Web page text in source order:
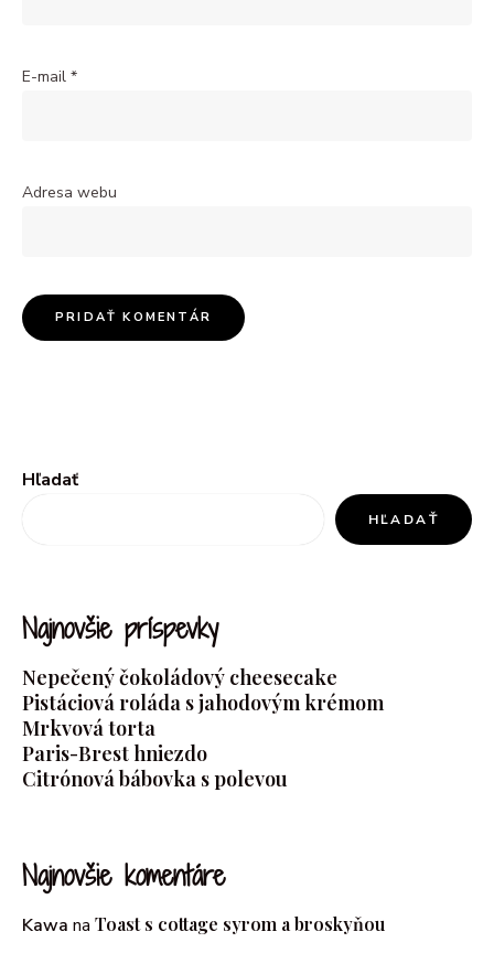
E-mail *
Adresa webu
Hľadať
HĽADAŤ
Najnovšie príspevky
Nepečený čokoládový cheesecake
Pistáciová roláda s jahodovým krémom
Mrkvová torta
Paris-Brest hniezdo
Citrónová bábovka s polevou
Najnovšie komentáre
Kawa na Toast s cottage syrom a broskyňou